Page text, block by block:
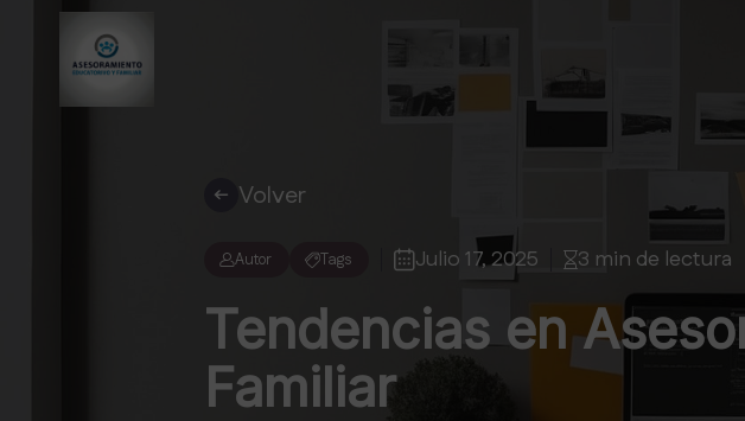
Volver
Autor Tags Julio 17, 2025 3 min de lectura
Tendencias en
Familiar